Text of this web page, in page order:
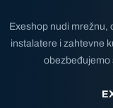
Exeshop nudi mrežnu,
instalatere i zahtevne
obezbeđujemo